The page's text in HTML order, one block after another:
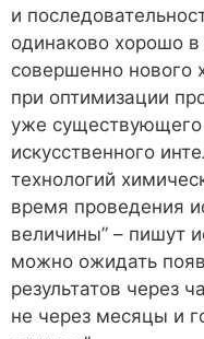
и
одинаково хорошо в
совершенно нового
при оптимизации
уже существующего
искусственного
технологий
время проведения
величины” – пишут
можно ожидать
результатов через
не через месяцы и